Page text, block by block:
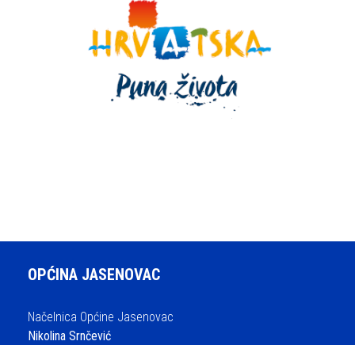
OPĆINA JASENOVAC
Načelnica Općine Jasenovac
Nikolina Srnčević